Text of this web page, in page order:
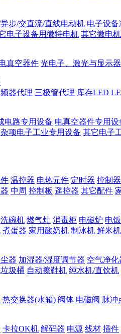
步/交直流/直线电动机 电子设
电子设备用微特电机 其它微电机
真空器件 光电子、激光与显示
器代理 三极管代理 库存LED
电路专用设备 电真空器件专用设
杂项电子工业专用设备 其它电子
温控器 电热元件 定时器 控制器
中周 控制板 遥控器 其它配件
洗碗机 燃气灶 消毒柜 电磁炉 电
煮蛋器 家用酸奶机 制冰机 鲜米机
器 加湿器/湿度调节器 空气净
圾桶 自动擦鞋机 纯水机/直饮机
热交换器(水箱) 阀体 电磁阀 脉冲
卡拉OK机 解码器 电源 线材 插件